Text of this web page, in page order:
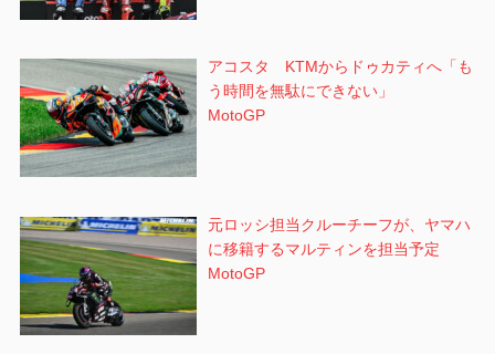
アコスタ KTMからドゥカティへ「も
う時間を無駄にできない」
MotoGP
元ロッシ担当クルーチーフが、ヤマハ
に移籍するマルティンを担当予定
MotoGP